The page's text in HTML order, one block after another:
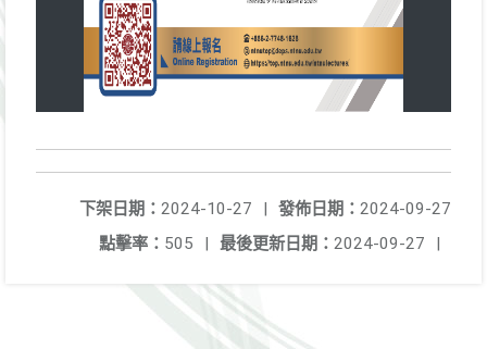
發佈日期： 2024-09-27
下架日期： 2024-10-27
|
最後更新日期： 2024-09-27 |
點擊率： 505 |